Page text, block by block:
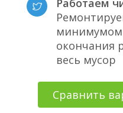
Работаем
минимумом
окончания
весь мусор
Сравнить